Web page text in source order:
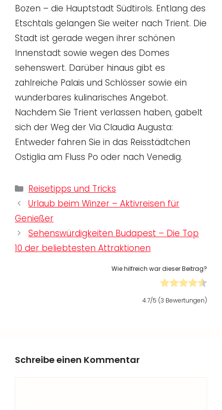
Bozen – die Hauptstadt Südtirols. Entlang des
Etschtals gelangen Sie weiter nach Trient. Die
Stadt ist gerade wegen ihrer schönen
Innenstadt sowie wegen des Domes
sehenswert. Darüber hinaus gibt es
zahlreiche Palais und Schlösser sowie ein
wunderbares kulinarisches Angebot.
Nachdem Sie Trient verlassen haben, gabelt
sich der Weg der Via Claudia Augusta:
Entweder fahren Sie in das Reisstädtchen
Ostiglia am Fluss Po oder nach Venedig.
Kategorien
Reisetipps und Tricks
Urlaub beim Winzer – Aktivreisen für
Genießer
Sehenswürdigkeiten Budapest – Die Top
10 der beliebtesten Attraktionen
Wie hilfreich war dieser Beitrag?
4.7/5 (3 Bewertungen)
Schreibe einen Kommentar